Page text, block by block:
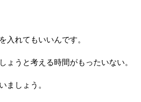
入れてもいいんです。
ょうと考える時間がもったいない。
ましょう。